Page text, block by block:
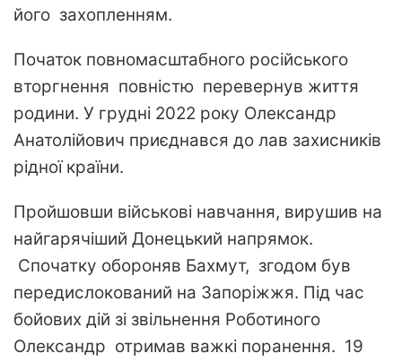
його захопленням.
Початок повномасштабного російського
вторгнення повністю перевернув життя
родини. У грудні 2022 року Олександр
Анатолійович приєднався до лав захисників
рідної країни.
Пройшовши військові навчання, вирушив на
найгарячіший Донецький напрямок.
Спочатку обороняв Бахмут, згодом був
передислокований на Запоріжжя. Під час
бойових дій зі звільнення Роботиного
Олександр отримав важкі поранення. 19